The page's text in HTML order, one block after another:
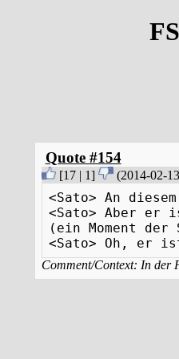
Quote #154
[17 | 1] (2014-02-
<Sato> An
<Sato> Aber er
(ein Moment
<Sato> Oh, er
Comment/Context: In der